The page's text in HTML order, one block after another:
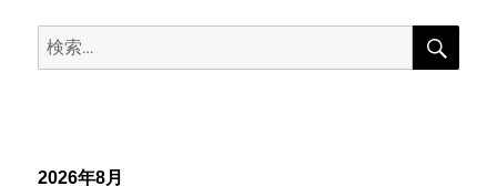
ゲ
検
索:
検
2026年8月